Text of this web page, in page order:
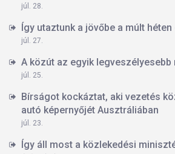
júl. 28.
Így utaztunk a jövőbe a múlt héten
júl. 27.
A közút az egyik legveszélyesebb
júl. 25.
Bírságot kockáztat, aki vezetés
autó képernyőjét Ausztráliában
júl. 23.
Így áll most a közlekedési